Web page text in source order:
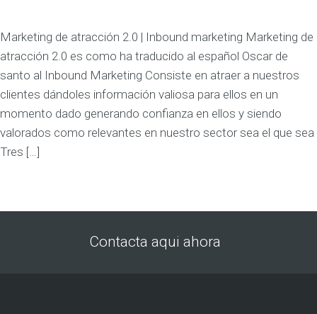
Marketing de atracción 2.0 | Inbound marketing Marketing de
atracción 2.0 es como ha traducido al español Oscar de
santo al Inbound Marketing Consiste en atraer a nuestros
clientes dándoles información valiosa para ellos en un
momento dado generando confianza en ellos y siendo
valorados como relevantes en nuestro sector sea el que sea
Tres […]
Contacta aqui ahora